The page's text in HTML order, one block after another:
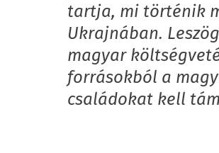
tartja, mi történik
Ukrajnában.
magyar
forrásokból a
családokat kell